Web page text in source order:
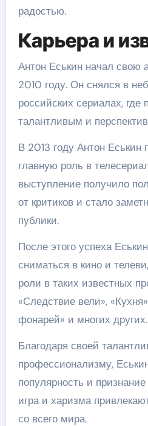
радостью.
Карьера и
Антон Еськин начал свою
2010 году. Он снялся в
российских сериалах, где
талантливым и
В 2013 году Антон
главную роль в
выступление получило
от критиков и стало
публики.
После этого успеха
сниматься в кино и
роли в таких известных
«Следствие вели»,
фонарей» и многих других.
Благодаря своей
профессионализму,
популярность и
игра и харизма
со всего мира.